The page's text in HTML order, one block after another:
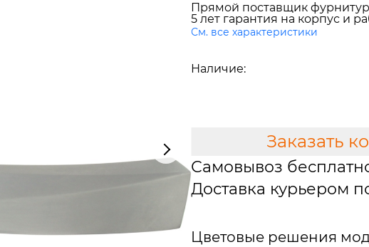
Прямой поставщик
5 лет гарантия на корпус и
См. все характеристики
Наличие:
Заказать
Самовывоз
Доставка курьером
Цветовые решения